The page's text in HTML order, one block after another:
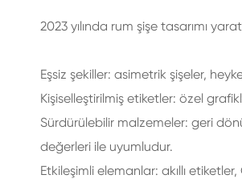
2023 yılında rum şişe tasarımı
Eşsiz şekiller: asimetrik şişeler,
Kişiselleştirilmiş etiketler: özel
Sürdürülebilir malzemeler: geri
değerleri ile uyumludur.
Etkileşimli elemanlar: akıllı